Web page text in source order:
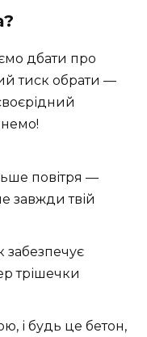
дбати про
тиск обрати —
повітря —
завжди твій
трішечки
і будь це бетон,